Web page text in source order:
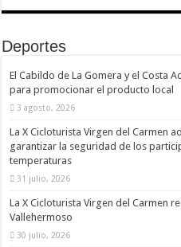
Deportes
El Cabildo de La Gomera y el Costa
para promocionar el producto local
3 agosto, 2026
La X Cicloturista Virgen del Carmen
garantizar la seguridad de los
temperaturas
31 julio, 2026
La X Cicloturista Virgen del Carmen
Vallehermoso
30 julio, 2026
nuestra web
mejor posible
durante tu
visita. Si
rechaza estas
algunas
funcionalidades
desaparecerán
de la web.
Marketing
intereses y